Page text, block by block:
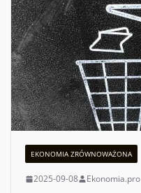
EKONOMIA ZRÓWNOWAŻONA
2025-09-08 Ekonomia.pro